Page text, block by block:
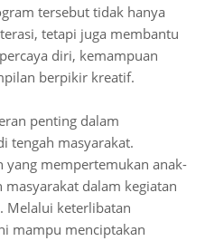
tersebut tidak hanya
tetapi juga membantu
diri, kemampuan
berpikir kreatif.
penting dalam
tengah masyarakat.
yang mempertemukan anak-
dalam kegiatan
Melalui keterlibatan
mampu menciptakan